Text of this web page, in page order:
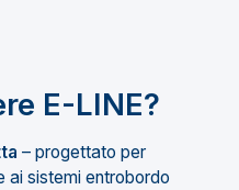
E-LINE?
– progettato per
ai sistemi entrobordo